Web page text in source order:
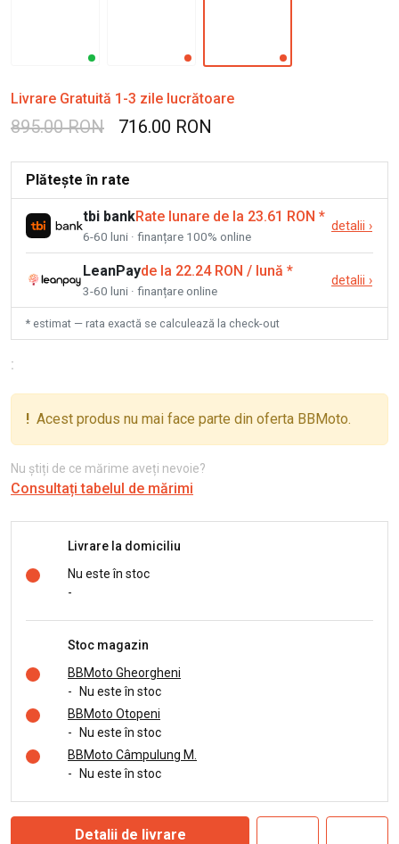
Livrare Gratuită 1-3 zile lucrătoare
895.00 RON 716.00 RON
Plătește în rate
tbi bankRate lunare de la 23.61 RON *
6-60 luni · finanțare 100% online
detalii ›
LeanPayde la 22.24 RON / lună *
3-60 luni · finanțare online
detalii ›
* estimat — rata exactă se calculează la check-out
:
! Acest produs nu mai face parte din oferta BBMoto.
Nu știți de ce mărime aveți nevoie?
Consultați tabelul de mărimi
Livrare la domiciliu
Nu este în stoc
-
Stoc magazin
BBMoto Gheorgheni
- Nu este în stoc
BBMoto Otopeni
- Nu este în stoc
BBMoto Câmpulung M.
- Nu este în stoc
Detalii de livrare